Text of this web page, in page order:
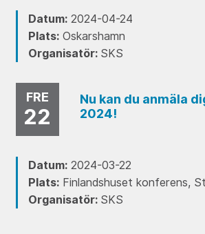
Datum:2024-04-24
Plats:Oskarshamn
Organisatör: SKS
FRE
22
Nu kan du anmäla
2024!
Datum:2024-03-22
Plats:Finlandshuset konferens,
Organisatör: SKS